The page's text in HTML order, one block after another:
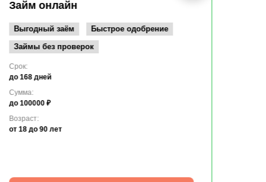
Займ онлайн
Выгодный заём
Быстрое одобрение
Займы без проверок
Срок:
до 168 дней
Сумма:
до 100000 ₽
Возраст:
от 18 до 90 лет